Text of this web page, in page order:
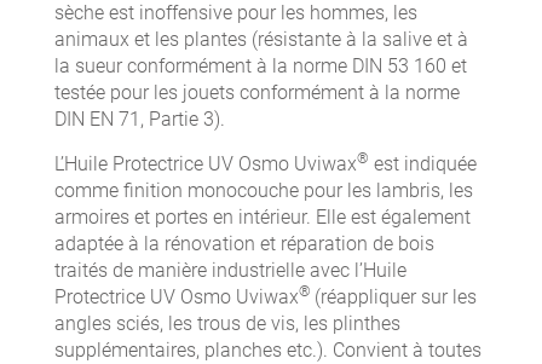
sèche est inoffensive pour les hommes, les
animaux et les plantes (résistante à la salive et à
la sueur conformément à la norme DIN 53 160 et
testée pour les jouets conformément à la norme
DIN EN 71, Partie 3).
L’Huile Protectrice UV Osmo Uviwax® est indiquée
comme finition monocouche pour les lambris, les
armoires et portes en intérieur. Elle est également
adaptée à la rénovation et réparation de bois
traités de manière industrielle avec l’Huile
Protectrice UV Osmo Uviwax® (réappliquer sur les
angles sciés, les trous de vis, les plinthes
supplémentaires, planches etc.). Convient à toutes